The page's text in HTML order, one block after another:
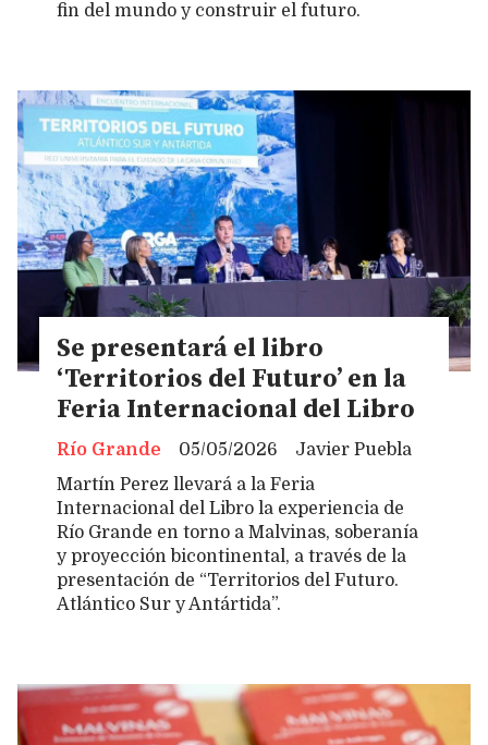
fin del mundo y construir el futuro.
Se presentará el libro
‘Territorios del Futuro’ en la
Feria Internacional del Libro
Javier Puebla
Río Grande
05/05/2026
Martín Perez llevará a la Feria
Internacional del Libro la experiencia de
Río Grande en torno a Malvinas, soberanía
y proyección bicontinental, a través de la
presentación de “Territorios del Futuro.
Atlántico Sur y Antártida”.